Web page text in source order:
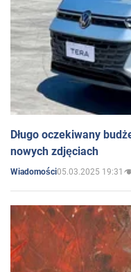
Długo oczekiwany
nowych zdjęciach
Wiadomości05.03.2025 19:31